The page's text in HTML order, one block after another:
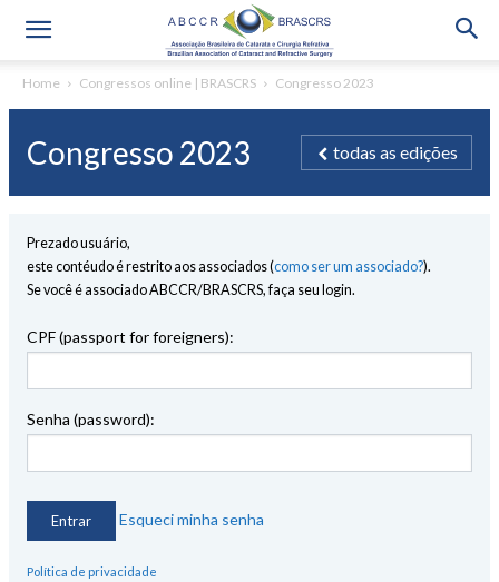
Home Congressos online | BRASCRS Congresso 2023
Congresso 2023 todas as edições
Prezado usuário,
este contéudo é restrito aos associados (como ser um associado?).
Se você é associado ABCCR/BRASCRS, faça seu login.
CPF (passport for foreigners):
Senha (password):
Esqueci minha senha
Política de privacidade